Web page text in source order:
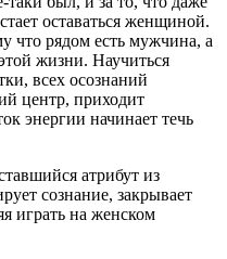
оставаться женщиной.
что рядом есть мужчина, а
жизни. Научиться
всех осознаний
центр, приходит
энергии начинает течь
атрибут из
сознание, закрывает
играть на женском